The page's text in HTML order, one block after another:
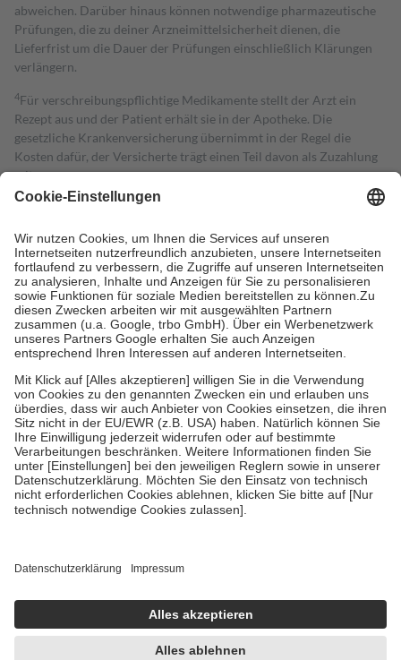
abweichen. Darüber hinaus können notwendige pharmazeutische
Prüfungen, die zu deiner Arzneimittelsicherheit dienen, die
Lieferfrist um die Dauer der Prüfungen einschließlich Klärungen
verlängern.
4Für verschreibungspflichtige Medikamente stellt der Arzt ein
Rezept aus und der Patient erhält sie in der Apotheke. Die
gesetzliche Krankenversicherung übernimmt in der Regel die
Kosten dafür, der Versicherte trägt einen Teil davon als Zuzahlung
mit.
Grundsätzlich leisten Mitglieder Zuzahlungen in Höhe von zehn
höchstens zehn Euro.
Es sind jedoch nie mehr als die tatsächlichen
Kosten der Leistung zu entrichten.
Diese Regeln gelten grundsätzlich auch für Online-Apotheken.
Bei Heilmitteln und häuslicher Krankenpflege beträgt die
Zuzahlung zehn Prozent der Kosten sowie zehn Euro je
Verordnung.
Um das Engagement der Versicherten für ihre eigene Gesundheit zu
stärken und die besondere Stellung der Familie zu unterstützen,
fallenkeine Zuzahlungenan bei:
• Kindern und Jugendlichen bis zum vollendeten 18. Lebensjahr
mit Ausnahme der Fahrkosten
• Untersuchungen zur Vorsorge und Früherkennung, die von der
GKV getragen werden
• empfohlenen Schutzimpfungen
• Harn- und Blutteststreifen
getroffen, um sicherzustellen, dass es sich um echte Bewertungen
https://help.etrusted.com/hc/de/articles/4419944605341
Einige Bilder und Inhalte wurden unter Zuhilfenahme künstlicher